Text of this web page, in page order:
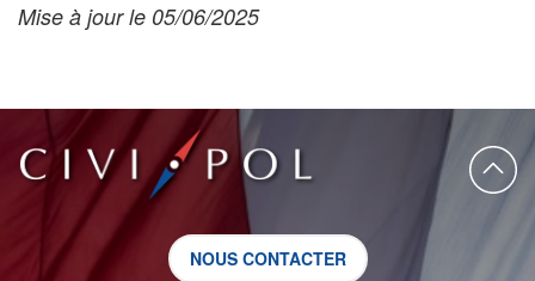
Mise à jour le 05/06/2025
NOUS CONTACTER